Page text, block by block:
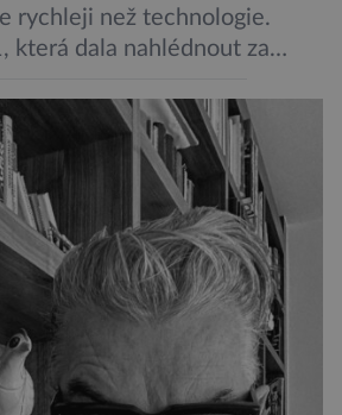
rychleji než technologie.
která dala nahlédnout za
a stala se
vyrobeným objektem
poslední půlrok jen
Poslední sbohem
inženýrům NASA se opět
Dvojice sond […]